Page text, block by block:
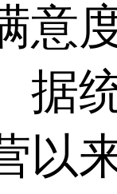
意
据
以